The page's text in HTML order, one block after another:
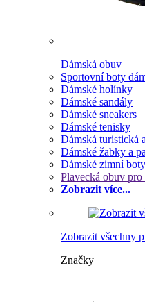
Dámská obuv
Sportovní boty
Dámské holínky
Dámské sandály
Dámské sneakers
Dámské tenisky
Dámská turistická
Dámské žabky a
Dámské zimní
Plavecká obuv pro
Zobrazit více...
Zobrazit všechny
Značky